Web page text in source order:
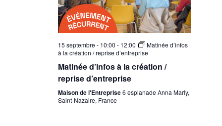
15 septembre - 10:00 - 12:00
Matinée d’infos
à la création / reprise d’entreprise
Matinée d’infos à la création /
reprise d’entreprise
Maison de l'Entreprise6 esplanade Anna Marly,
Saint-Nazaire, France